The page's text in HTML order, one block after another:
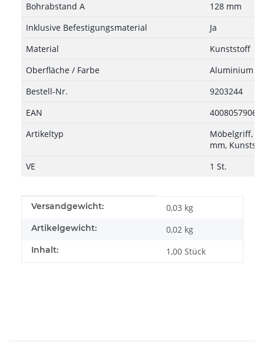
Bohrabstand A
128 mm
Inklusive Befestigungsmaterial
Ja
Material
Kunststoff
Oberfläche / Farbe
Aluminium
Bestell-Nr.
9203244
EAN
Artikeltyp
Möbelgriff,
mm,
VE
1 St.
Produkteigenschaft
Wert
Versandgewicht: 0,03 kg
Artikelgewicht: 0,02 kg
Inhalt: 1,00 Stück